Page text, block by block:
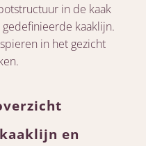
in de kaak
kaaklijn.
in het gezicht
en